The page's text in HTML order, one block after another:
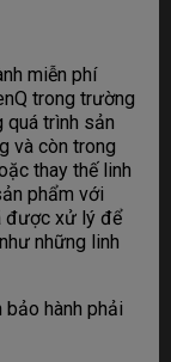
miễn phí
trong trường
quá trình sản
và còn trong
thay thế linh
phẩm với
được xử lý để
những linh
hành phải